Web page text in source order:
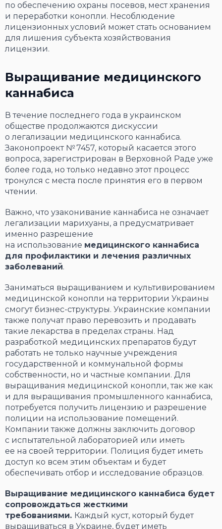
по обеспечению охраны посевов, мест хранения
и переработки конопли. Несоблюдение
лицензионных условий может стать основанием
для лишения субъекта хозяйствования
лицензии.
Выращивание медицинского
каннабиса
В течение последнего года в украинском
обществе продолжаются дискуссии
о легализации медицинского каннабиса.
Законопроект № 7457, который касается этого
вопроса, зарегистрирован в Верховной Раде уже
более года, но только недавно этот процесс
тронулся с места после принятия его в первом
чтении.
Важно, что узаконивание каннабиса не означает
легализации марихуаны, а предусматривает
именно разрешение
на использование медицинского каннабиса
для профилактики и лечения различных
заболеваний.
Заниматься выращиванием и культивированием
медицинской конопли на территории Украины
смогут бизнес-структуры. Украинские компании
также получат право перевозить и продавать
такие лекарства в пределах страны. Над
разработкой медицинских препаратов будут
работать не только научные учреждения
государственной и коммунальной формы
собственности, но и частные компании. Для
выращивания медицинской конопли, так же как
и для выращивания промышленного каннабиса,
потребуется получить лицензию и разрешение
полиции на использование помещений.
Компании также должны заключить договор
с испытательной лабораторией или иметь
ее на своей территории. Полиция будет иметь
доступ ко всем этим объектам и будет
обеспечивать отбор и исследование образцов.
Выращивание медицинского каннабиса будет
сопровождаться жесткими
требованиями. Каждый куст, который будет
выращиваться в Украине, будет иметь